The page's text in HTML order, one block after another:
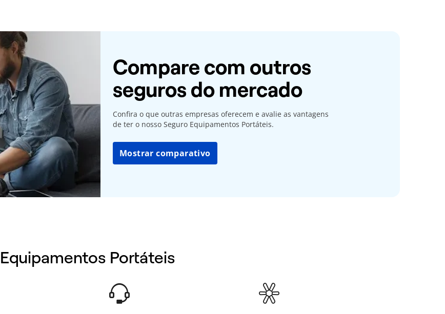
Compare com outros
seguros do mercado
Confira o que outras empresas oferecem e avalie as vantagens
de ter o nosso Seguro Equipamentos Portáteis.
Mostrar comparativo
Portáteis